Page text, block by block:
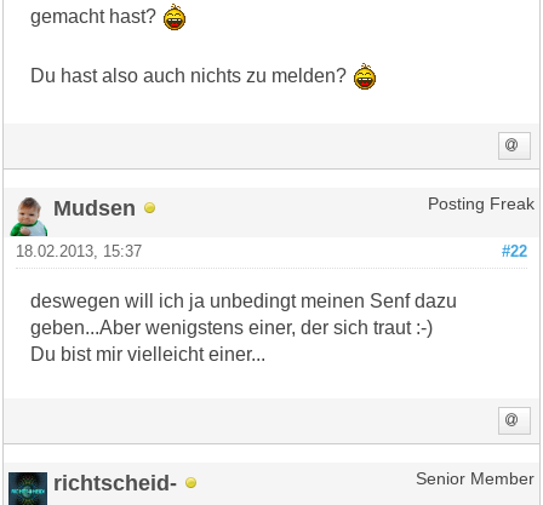
gemacht hast?
Du hast also auch nichts zu melden?
Mudsen Posting Freak
#22
18.02.2013, 15:37
deswegen will ich ja unbedingt meinen Senf dazu
geben...Aber wenigstens einer, der sich traut :-)
Du bist mir vielleicht einer...
richtscheid- Senior Member